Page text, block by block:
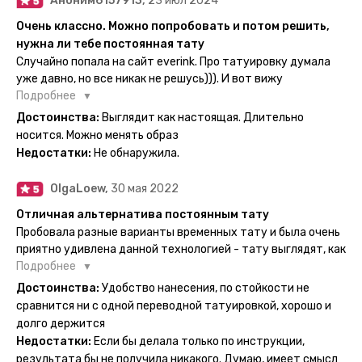
Очень классно. Можно попробовать и потом решить,
нужна ли тебе постоянная тату
Случайно попала на сайт everink. Про татуировку думала
уже давно, но все никак не решусь))). И вот вижу
великолепный каталог everink. Тату на любой вкус.
Заказала и не пожалела. Супер. Выглядит как настоящая.
Посмотрю как булет ы носке. Обязательно закажу ещё.
Подробнее
Достоинства: Выглядит как настоящая. Длительно
носится. Можно менять образ
Недостатки: Не обнаружила.
OlgaLoew, 30 мая 2022
Отличная альтернатива постоянным тату
Пробовала разные варианты временных тату и была очень
приятно удивлена данной технологией - тату выглядят, как
настоящие, и не тускнеют больше недели даже несмотря
на контакты с водой! На сайте очень большой выбор по
тематике и размерам, быстрая доставка. Заказывала сразу
очередного рисунка у меня на руке друзья до сих пор
каждый раз уточняют, временная ли тату или я всё-таки
Подробнее
Достоинства: Удобство нанесения, по стойкости не
сравнится ни с одной переводной татуировкой, хорошо и
долго держится
Недостатки: Если бы делала только по инструкции,
результата бы не получила никакого. Думаю, имеет смысл